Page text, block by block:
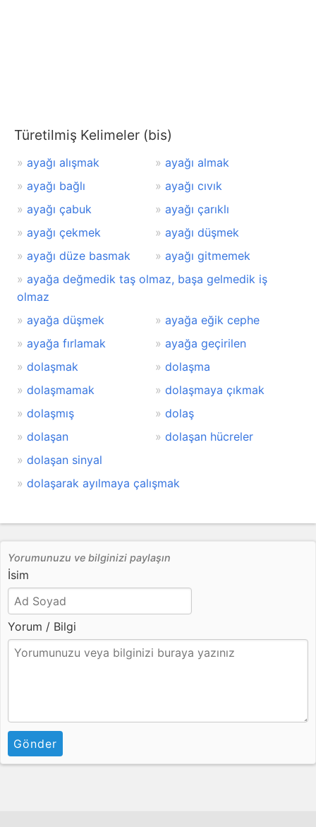
Türetilmiş Kelimeler (bis)
ayağı alışmak
ayağı almak
ayağı bağlı
ayağı cıvık
ayağı çabuk
ayağı çarıklı
ayağı çekmek
ayağı düşmek
ayağı düze basmak
ayağı gitmemek
ayağa değmedik taş olmaz, başa gelmedik iş
olmaz
ayağa düşmek
ayağa eğik cephe
ayağa fırlamak
ayağa geçirilen
dolaşmak
dolaşma
dolaşmamak
dolaşmaya çıkmak
dolaşmış
dolaş
dolaşan
dolaşan hücreler
dolaşan sinyal
dolaşarak ayılmaya çalışmak
Yorumunuzu ve bilginizi paylaşın
İsim
Yorum / Bilgi
Gönder